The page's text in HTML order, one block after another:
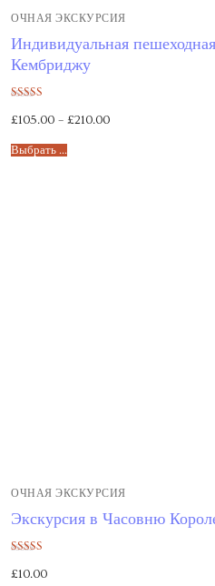
ОЧНАЯ ЭКСКУРСИЯ
Индивидуальная
Кембриджу
5.00
£105.00 – £210.00
Выбрать ...
ОЧНАЯ ЭКСКУРСИЯ
Экскурсия в Часовню
5.00
£10.00